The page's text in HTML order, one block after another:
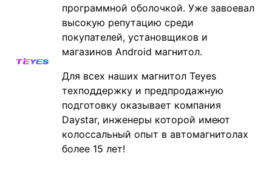
программной оболочкой. Уже завоевал
высокую репутацию среди
покупателей, установщиков и
магазинов Android магнитол.
Для всех наших магнитол Teyes
техподдержку и предпродажную
подготовку оказывает компания
Daystar, инженеры которой имеют
колоссальный опыт в автомагнитолах
более 15 лет!